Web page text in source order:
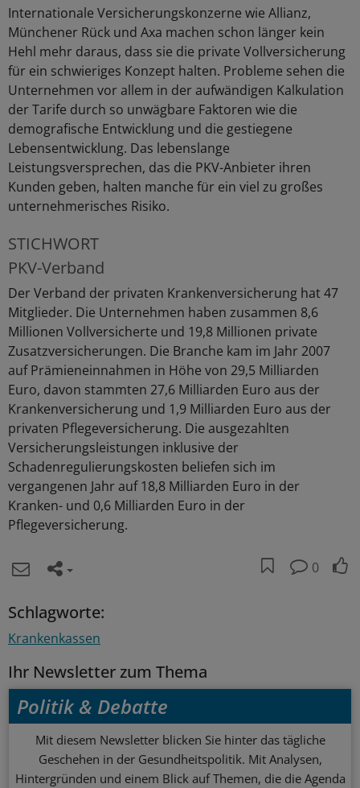
Internationale Versicherungskonzerne wie Allianz,
Münchener Rück und Axa machen schon länger kein
Hehl mehr daraus, dass sie die private Vollversicherung
für ein schwieriges Konzept halten. Probleme sehen die
Unternehmen vor allem in der aufwändigen Kalkulation
der Tarife durch so unwägbare Faktoren wie die
demografische Entwicklung und die gestiegene
Lebensentwicklung. Das lebenslange
Leistungsversprechen, das die PKV-Anbieter ihren
Kunden geben, halten manche für ein viel zu großes
unternehmerisches Risiko.
STICHWORT
PKV-Verband
Der Verband der privaten Krankenversicherung hat 47
Mitglieder. Die Unternehmen haben zusammen 8,6
Millionen Vollversicherte und 19,8 Millionen private
Zusatzversicherungen. Die Branche kam im Jahr 2007
auf Prämieneinnahmen in Höhe von 29,5 Milliarden
Euro, davon stammten 27,6 Milliarden Euro aus der
Krankenversicherung und 1,9 Milliarden Euro aus der
privaten Pflegeversicherung. Die ausgezahlten
Versicherungsleistungen inklusive der
Schadenregulierungskosten beliefen sich im
vergangenen Jahr auf 18,8 Milliarden Euro in der
Kranken- und 0,6 Milliarden Euro in der
Pflegeversicherung.
0
Schlagworte:
Krankenkassen
Ihr Newsletter zum Thema
Politik & Debatte
Mit diesem Newsletter blicken Sie hinter das tägliche
Geschehen in der Gesundheitspolitik. Mit Analysen,
Hintergründen und einem Blick auf Themen, die die Agenda